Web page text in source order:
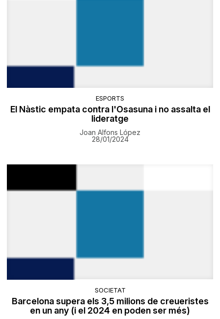
ESPORTS
El Nàstic empata contra l'Osasuna i no assalta el
lideratge
Joan Alfons López
28/01/2024
SOCIETAT
Barcelona supera els 3,5 milions de creueristes
en un any (i el 2024 en poden ser més)